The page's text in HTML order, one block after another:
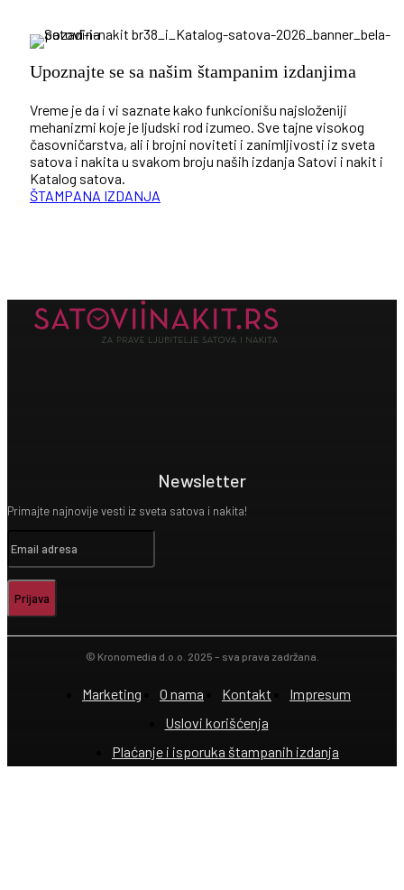
Upoznajte se sa našim štampanim izdanjima
Vreme je da i vi saznate kako funkcionišu najsloženiji
mehanizmi koje je ljudski rod izumeo. Sve tajne visokog
časovničarstva, ali i brojni noviteti i zanimljivosti iz sveta
satova i nakita u svakom broju naših izdanja Satovi i nakit i
Katalog satova.
ŠTAMPANA IZDANJA
Newsletter
Primajte najnovije vesti iz sveta satova i nakita!
Prijava
© Kronomedia d.o.o. 2025 – sva prava zadržana.
Marketing O nama Kontakt
Impresum
Uslovi korišćenja
Plaćanje i isporuka štampanih izdanja